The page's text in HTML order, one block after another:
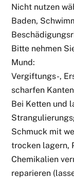
Nicht nutzen
Baden,
Bitte nehmen
Mund:
Vergiftungs-,
scharfen
Bei Ketten und
Schmuck mit
trocken lagern,
Chemikalien
reparieren